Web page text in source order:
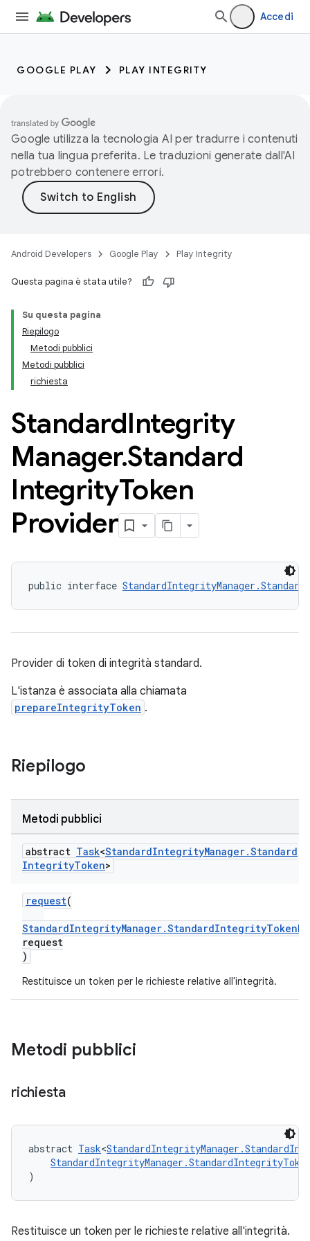
Accedi
GOOGLE PLAY PLAY INTEGRITY
Google utilizza la tecnologia AI per tradurre i contenuti
nella tua lingua preferita. Le traduzioni generate dall'AI
potrebbero contenere errori.
Android Developers Google Play Play Integrity
Questa pagina è stata utile?
Su questa pagina
Riepilogo
Metodi pubblici
Metodi pubblici
richiesta
StandardIntegrity
Manager.Standard
IntegrityToken
Provider
public interface
Provider di token di integrità standard.
L'istanza è associata alla chiamata
prepareIntegrityToken .
Riepilogo
Metodi pubblici
abstract Task<StandardIntegrityManager.Standard
IntegrityToken>
request(
request
)
Restituisce un token per le richieste relative all'integrità.
Metodi pubblici
richiesta
abstract Task<
)
Restituisce un token per le richieste relative all'integrità.